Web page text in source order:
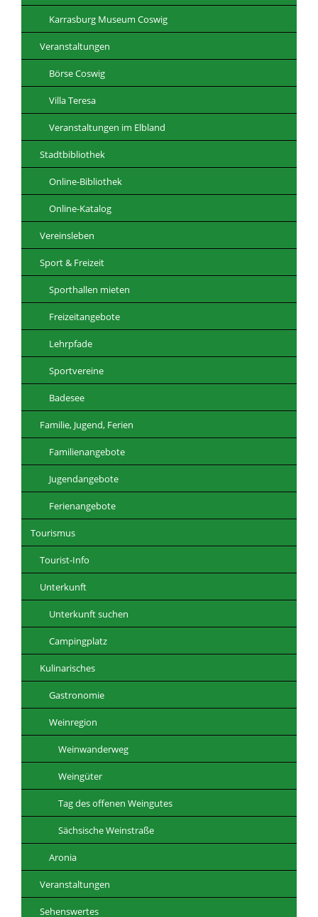
Karrasburg Museum Coswig
Veranstaltungen
Börse Coswig
Villa Teresa
Veranstaltungen im Elbland
Stadtbibliothek
Online-Bibliothek
Online-Katalog
Vereinsleben
Sport & Freizeit
Sporthallen mieten
Freizeitangebote
Lehrpfade
Sportvereine
Badesee
Familie, Jugend, Ferien
Familienangebote
Jugendangebote
Ferienangebote
Tourismus
Tourist-Info
Unterkunft
Unterkunft suchen
Campingplatz
Kulinarisches
Gastronomie
Weinregion
Weinwanderweg
Weingüter
Tag des offenen Weingutes
Sächsische Weinstraße
Aronia
Veranstaltungen
Sehenswertes